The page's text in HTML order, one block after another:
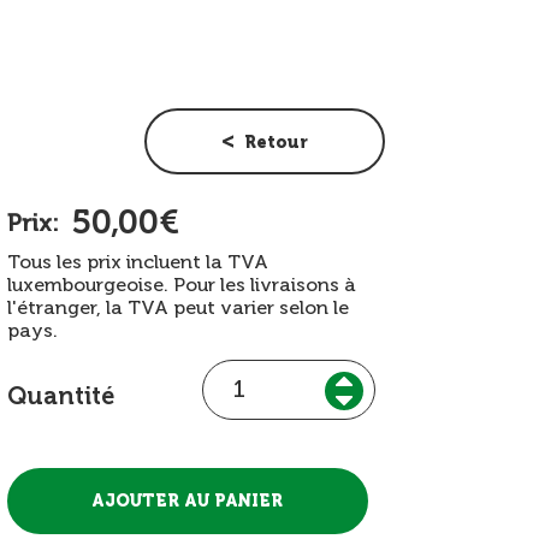
Retour
Prix: 50,00€
Tous les prix incluent la TVA
luxembourgeoise. Pour les livraisons à
l'étranger, la TVA peut varier selon le
pays.
Quantité